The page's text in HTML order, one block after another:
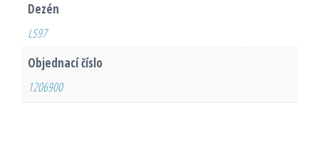
Dezén
LS97
Objednací číslo
1206900